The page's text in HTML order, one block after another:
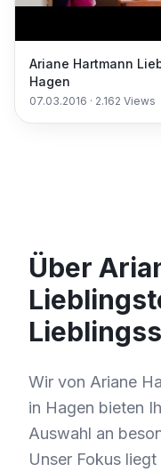
Ariane Hartmann
Hagen
07.03.2016 · 2.162 Views
Über
Wir von Ariane
in Hagen bieten
Auswahl an
Unser Fokus